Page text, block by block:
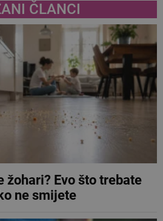
ČLANCI
žohari? Evo što trebate
ne smijete